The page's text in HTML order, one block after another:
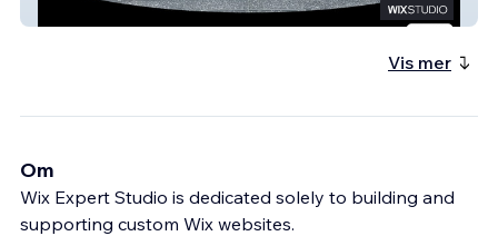
RaiderVerified
Vis mer
Om
Wix Expert Studio is dedicated solely to building and
supporting custom Wix websites.